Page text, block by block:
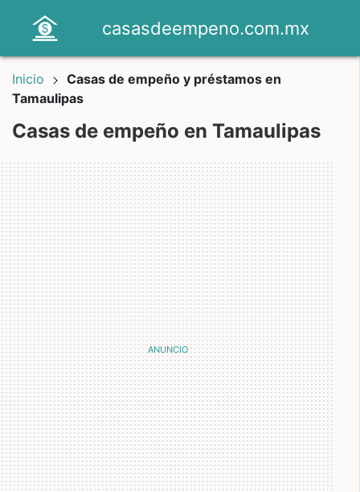
casasdeempeno.com.mx
Inicio
Casas de empeño y préstamos en
Tamaulipas
Casas de empeño en Tamaulipas